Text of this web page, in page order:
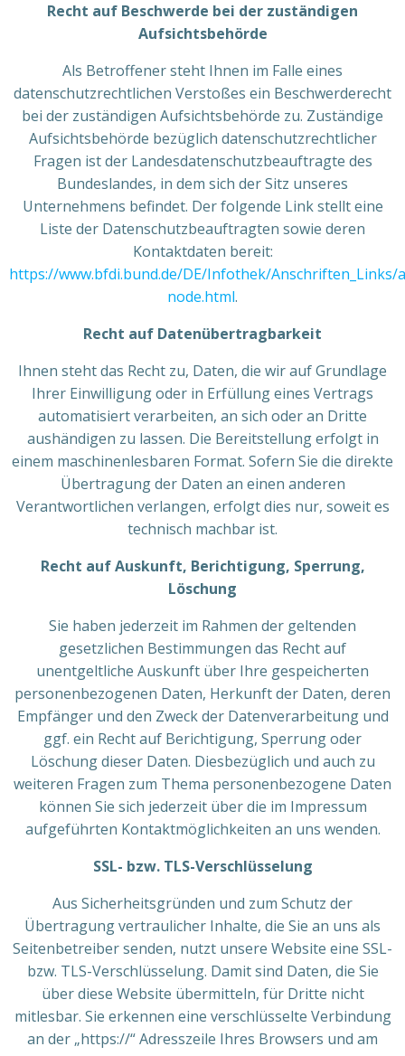
Recht auf Beschwerde bei der zuständigen
Aufsichtsbehörde
Als Betroffener steht Ihnen im Falle eines
datenschutzrechtlichen Verstoßes ein Beschwerderecht
bei der zuständigen Aufsichtsbehörde zu. Zuständige
Aufsichtsbehörde bezüglich datenschutzrechtlicher
Fragen ist der Landesdatenschutzbeauftragte des
Bundeslandes, in dem sich der Sitz unseres
Unternehmens befindet. Der folgende Link stellt eine
Liste der Datenschutzbeauftragten sowie deren
Kontaktdaten bereit:
https://www.bfdi.bund.de/DE/Infothek/Anschriften_Links/
node.html.
Recht auf Datenübertragbarkeit
Ihnen steht das Recht zu, Daten, die wir auf Grundlage
Ihrer Einwilligung oder in Erfüllung eines Vertrags
automatisiert verarbeiten, an sich oder an Dritte
aushändigen zu lassen. Die Bereitstellung erfolgt in
einem maschinenlesbaren Format. Sofern Sie die direkte
Übertragung der Daten an einen anderen
Verantwortlichen verlangen, erfolgt dies nur, soweit es
technisch machbar ist.
Recht auf Auskunft, Berichtigung, Sperrung,
Löschung
Sie haben jederzeit im Rahmen der geltenden
gesetzlichen Bestimmungen das Recht auf
unentgeltliche Auskunft über Ihre gespeicherten
personenbezogenen Daten, Herkunft der Daten, deren
Empfänger und den Zweck der Datenverarbeitung und
ggf. ein Recht auf Berichtigung, Sperrung oder
Löschung dieser Daten. Diesbezüglich und auch zu
weiteren Fragen zum Thema personenbezogene Daten
können Sie sich jederzeit über die im Impressum
aufgeführten Kontaktmöglichkeiten an uns wenden.
SSL- bzw. TLS-Verschlüsselung
Aus Sicherheitsgründen und zum Schutz der
Übertragung vertraulicher Inhalte, die Sie an uns als
Seitenbetreiber senden, nutzt unsere Website eine SSL-
bzw. TLS-Verschlüsselung. Damit sind Daten, die Sie
über diese Website übermitteln, für Dritte nicht
mitlesbar. Sie erkennen eine verschlüsselte Verbindung
an der „https://“ Adresszeile Ihres Browsers und am